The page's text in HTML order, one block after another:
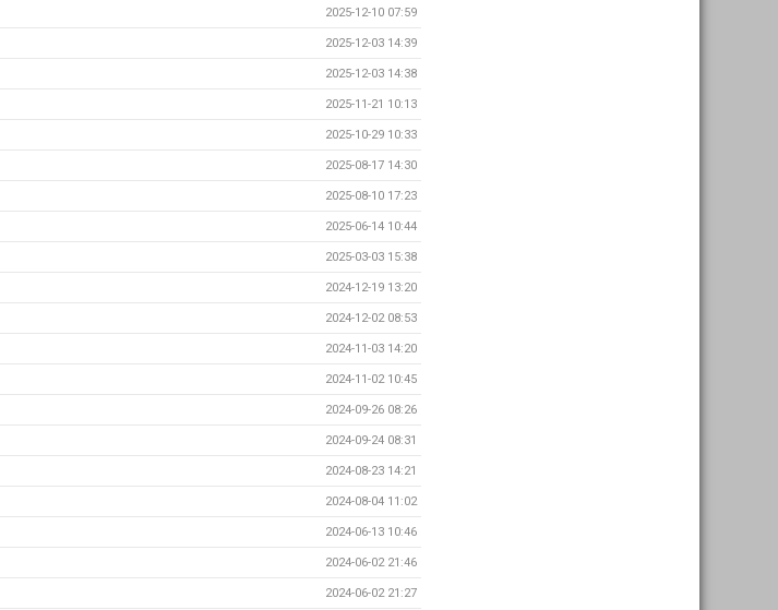
2025-12-10 07:59
2025-12-03 14:39
2025-12-03 14:38
2025-11-21 10:13
2025-10-29 10:33
2025-08-17 14:30
2025-08-10 17:23
2025-06-14 10:44
2025-03-03 15:38
2024-12-19 13:20
2024-12-02 08:53
2024-11-03 14:20
2024-11-02 10:45
2024-09-26 08:26
2024-09-24 08:31
2024-08-23 14:21
2024-08-04 11:02
2024-06-13 10:46
2024-06-02 21:46
2024-06-02 21:27